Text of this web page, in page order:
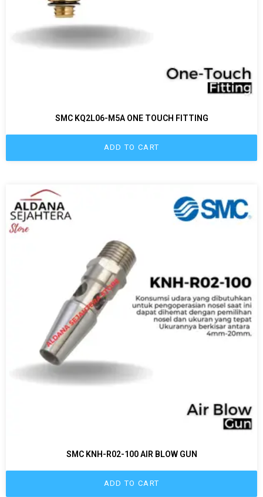
SMC KQ2L06-M5A ONE TOUCH FITTING
ADD TO CART
SMC KNH-R02-100 AIR BLOW GUN
ADD TO CART